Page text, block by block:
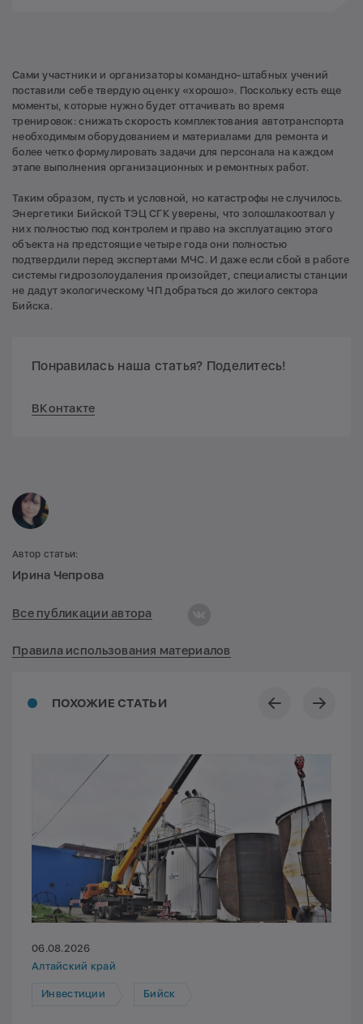
Сами участники и организаторы командно-штабных учений
поставили себе твердую оценку «хорошо». Поскольку есть еще
моменты, которые нужно будет оттачивать во время
тренировок: снижать скорость комплектования автотранспорта
необходимым оборудованием и материалами для ремонта и
более четко формулировать задачи для персонала на каждом
этапе выполнения организационных и ремонтных работ.
Таким образом, пусть и условной, но катастрофы не случилось.
Энергетики Бийской ТЭЦ СГК уверены, что золошлакоотвал у
них полностью под контролем и право на эксплуатацию этого
объекта на предстоящие четыре года они полностью
подтвердили перед экспертами МЧС. И даже если сбой в работе
системы гидрозолоудаления произойдет, специалисты станции
не дадут экологическому ЧП добраться до жилого сектора
Бийска.
Понравилась наша статья? Поделитесь!
ВКонтакте
ПОХОЖИЕ СТАТЬИ
06.08.2026
Алтайский край
Инвестиции Бийск
Автор статьи:
Ирина Чепрова
Все публикации автора
Правила использования материалов